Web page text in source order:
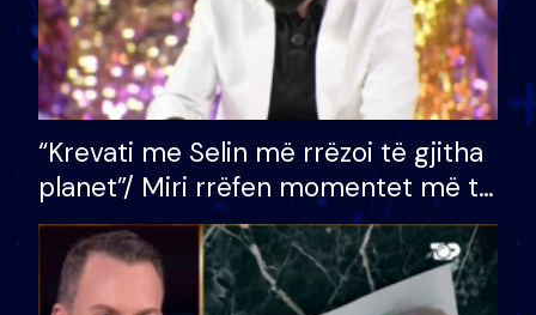
“Krevati me Selin më rrëzoi të gjitha
planet”/ Miri rrëfen momentet më të
bukura në shtëpinë e BB VIP: Do më
mungojë zilja e mëngjesit kur…